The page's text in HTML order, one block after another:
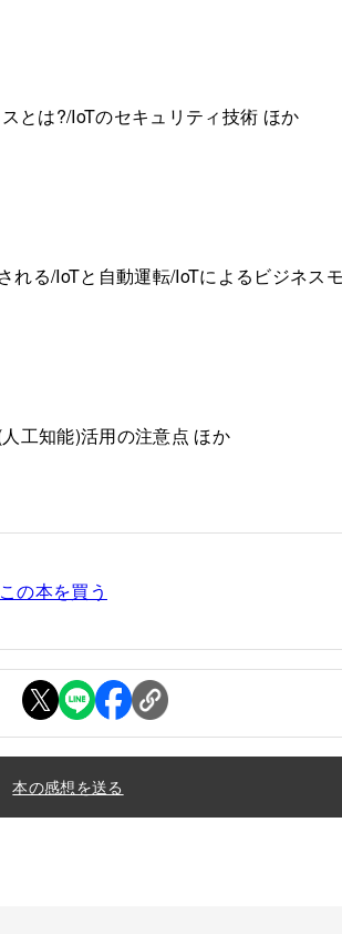
とは?/IoTのセキュリティ技術 ほか
る/IoTと自動運転/IoTによるビジネス
工知能)活用の注意点 ほか
この本を買う
本の感想を送る